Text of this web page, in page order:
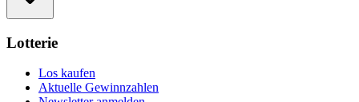
Lotterie
Los kaufen
Aktuelle Gewinnzahlen